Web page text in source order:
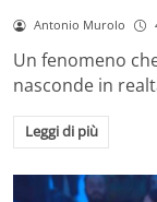
Antonio Murolo
Un fenomeno
nasconde in
Leggi di più